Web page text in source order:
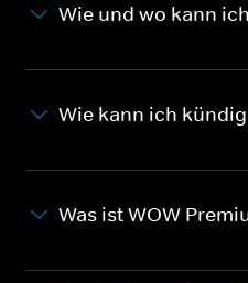
Wie und wo kann
Wie kann ich
Was ist WOW